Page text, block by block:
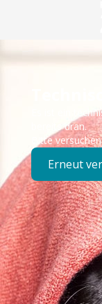
Es ist ein
bereits dran.
Bitte
Erneut